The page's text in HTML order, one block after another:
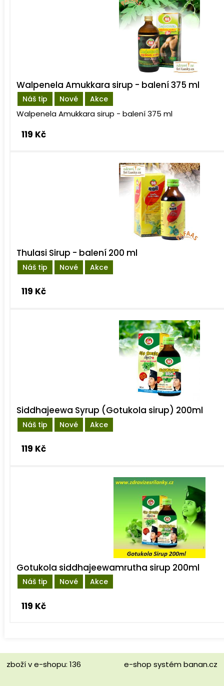
Náš tip Nové Akce
Walpenela Amukkara sirup - balení 375 ml
Walpenela Amukkara sirup - balení 375 ml
119 Kč
Náš tip Nové Akce
Thulasi Sirup - balení 200 ml
119 Kč
Náš tip Nové Akce
Siddhajeewa Syrup (Gotukola sirup) 200ml
119 Kč
Náš tip Nové Akce
Gotukola siddhajeewamrutha sirup 200ml
119 Kč
zboží v e-shopu: 136 e-shop systém banan.cz